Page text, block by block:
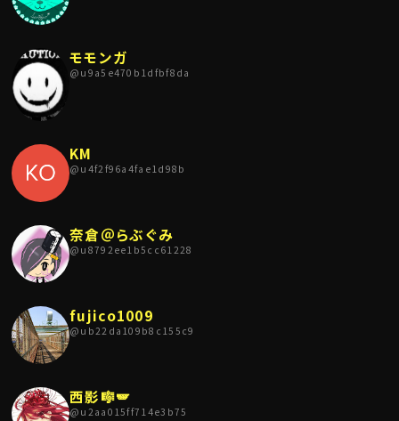
モモンガ
@ u9a5e470b1dfbf8da
KM
@ u4f2f96a4fae1d98b
奈倉＠らぶぐみ
@ u8792ee1b5cc61228
fujico1009
@ ub22da109b8c155c9
西影🎼🪽
@ u2aa015ff714e3b75